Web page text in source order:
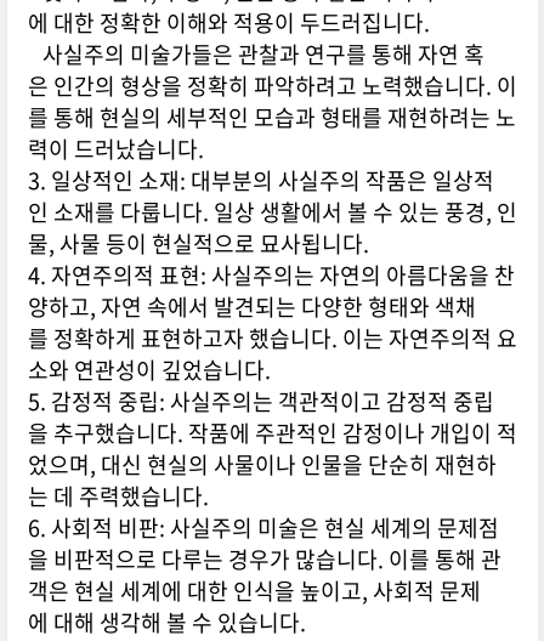
에 대한 정확한 이해와 적용이 두드러집니다.
사실주의 미술가들은 관찰과 연구를 통해 자연 혹
은 인간의 형상을 정확히 파악하려고 노력했습니다. 이
를 통해 현실의 세부적인 모습과 형태를 재현하려는 노
력이 드러났습니다.
3. 일상적인 소재: 대부분의 사실주의 작품은 일상적
인 소재를 다룹니다. 일상 생활에서 볼 수 있는 풍경, 인
물, 사물 등이 현실적으로 묘사됩니다.
4. 자연주의적 표현: 사실주의는 자연의 아름다움을 찬
양하고, 자연 속에서 발견되는 다양한 형태와 색채
를 정확하게 표현하고자 했습니다. 이는 자연주의적 요
소와 연관성이 깊었습니다.
5. 감정적 중립: 사실주의는 객관적이고 감정적 중립
을 추구했습니다. 작품에 주관적인 감정이나 개입이 적
었으며, 대신 현실의 사물이나 인물을 단순히 재현하
는 데 주력했습니다.
6. 사회적 비판: 사실주의 미술은 현실 세계의 문제점
을 비판적으로 다루는 경우가 많습니다. 이를 통해 관
객은 현실 세계에 대한 인식을 높이고, 사회적 문제
에 대해 생각해 볼 수 있습니다.